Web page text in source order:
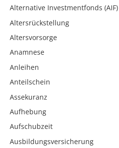
Alternative Investmentfonds (AIF)
Altersrückstellung
Altersvorsorge
Anamnese
Anleihen
Anteilschein
Assekuranz
Aufhebung
Aufschubzeit
Ausbildungsversicherung